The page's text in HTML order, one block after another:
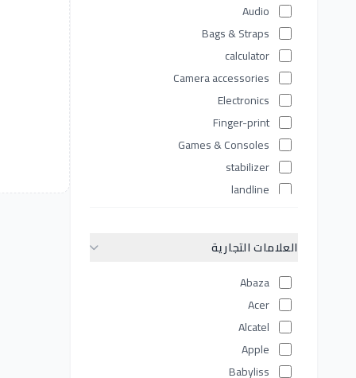
Audio
Bags & Straps
calculator
Camera accessories
Electronics
Finger-print
Games & Consoles
stabilizer
landline
Lighting Equipment
Memory & Storage
Mobile Accessories
mobiles
Network devices
Personal Care Tools
العلامات التجارية
Abaza
Acer
Alcatel
Apple
Babyliss